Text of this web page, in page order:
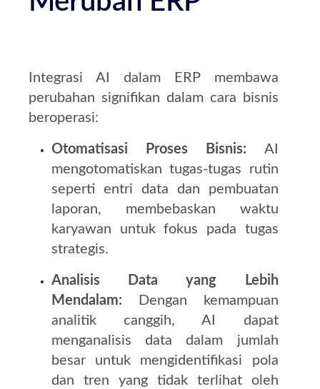
Integrasi AI dalam ERP membawa
perubahan signifikan dalam cara bisnis
beroperasi:
Otomatisasi Proses Bisnis:
AI
mengotomatiskan tugas-tugas rutin
seperti entri data dan pembuatan
laporan, membebaskan waktu
karyawan untuk fokus pada tugas
strategis.
Analisis Data yang Lebih
Mendalam:
Dengan kemampuan
analitik canggih, AI dapat
menganalisis data dalam jumlah
besar untuk mengidentifikasi pola
dan tren yang tidak terlihat oleh